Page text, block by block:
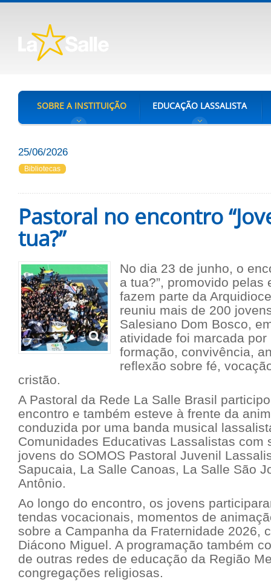
SOBRE A INSTITUIÇÃO EDUCAÇÃO LASSALISTA
25/06/2026
Bibliotecas
Pastoral no encontro
tua?”
No dia 23 de junho, o
a tua?”, promovido
fazem parte da
reuniu mais de 200
Salesiano Dom Bosco,
atividade foi marcada
formação, convivência,
reflexão sobre fé,
cristão.
A Pastoral da Rede La Salle Brasil
encontro e também esteve à frente da
conduzida por uma banda musical
Comunidades Educativas Lassalistas com
jovens do SOMOS Pastoral Juvenil
Sapucaia, La Salle Canoas, La Salle São
Antônio.
Ao longo do encontro, os jovens
tendas vocacionais, momentos de
sobre a Campanha da Fraternidade 2026,
Diácono Miguel. A programação também
de outras redes de educação da Região
congregações religiosas.